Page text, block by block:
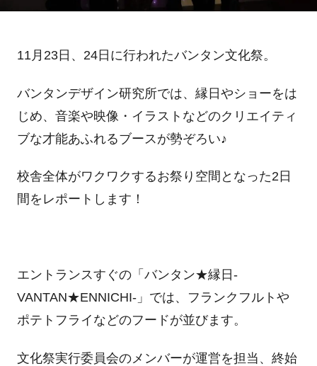
11月 23日、 24日に行われたバンタン文化祭。
バンタンデザイン研究所では、縁日やショーをは
じめ、音楽や映像・イラストなどのクリエイティ
ブな才能あふれるブースが勢ぞろい♪
校舎全体がワクワクするお祭り空間となった2日
間をレポートします！
エントランスすぐの「バンタン★縁日-
VANTAN★ENNICHI-」では、フランクフルトや
ポテトフライなどのフードが並びます。
文化祭実行委員会のメンバーが運営を担当、終始